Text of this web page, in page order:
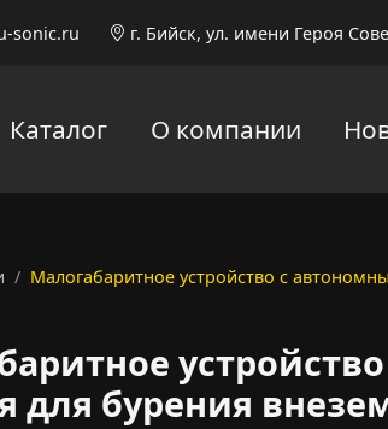
sonic.ru г. Бийск, ул. имени Героя
Каталог О компании
Малогабаритное устройство с
для бурения